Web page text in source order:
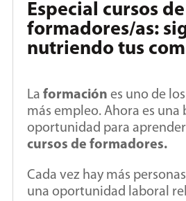
Especial cursos de
formadores/as:
nutriendo tus
La formación es uno de
más empleo. Ahora es una
oportunidad para
cursos de formadores.
Cada vez hay más
una oportunidad laboral